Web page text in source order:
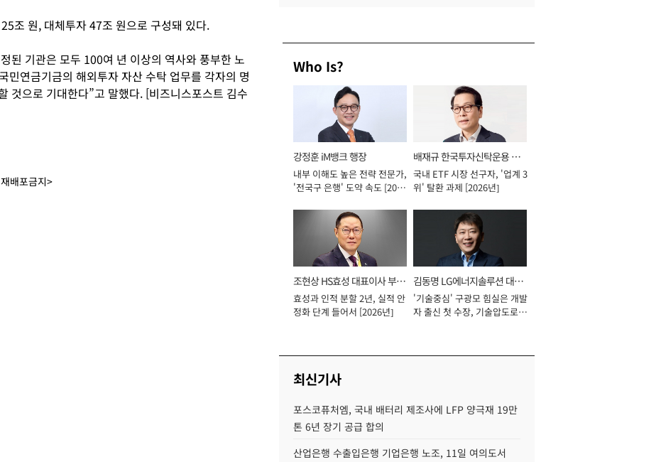
조 원, 대체투자 47조 원으로 구성돼 있다.
된 기관은 모두 100여 년 이상의 역사와 풍부한 노
민연금기금의 해외투자 자산 수탁 업무를 각자의 명
것으로 기대한다”고 말했다. [비즈니스포스트 김수
배포금지>
Who Is?
강정훈 iM뱅크 행장
내부 이해도 높은 전략 전문가,
'전국구 은행' 도약 속도 [2026
배재규 한국투자신탁운용 대
표이사 사장
국내 ETF 시장 선구자, '업계 3
위' 탈환 과제 [2026년]
조현상 HS효성 대표이사 부회
장
효성과 인적 분할 2년, 실적 안
정화 단계 들어서 [2026년]
김동명 LG에너지솔루션 대표
이사 사장
'기술중심' 구광모 힘실은 개발
자 출신 첫 수장, 기술압도로
최신기사
포스코퓨처엠, 국내 배터리 제조사에 LFP 양극재 19만
톤 6년 장기 공급 합의
산업은행 수출입은행 기업은행 노조, 11일 여의도서